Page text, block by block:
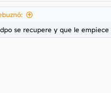
se recupere y que le